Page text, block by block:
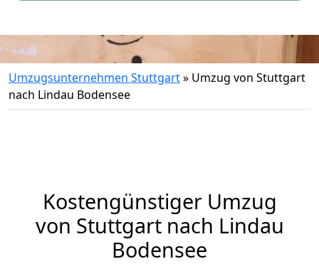
Umzugsunternehmen Stuttgart» Umzug von Stuttgart
nach Lindau Bodensee
Kostengünstiger Umzug
von Stuttgart nach Lindau
Bodensee